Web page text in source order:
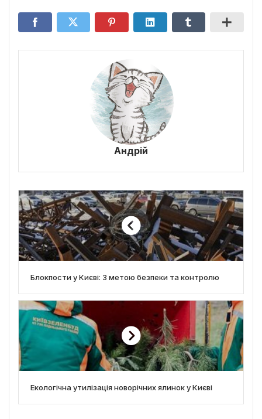
Андрій
Блокпости у Києві: З метою безпеки та контролю
Екологічна утилізація новорічних ялинок у Києві